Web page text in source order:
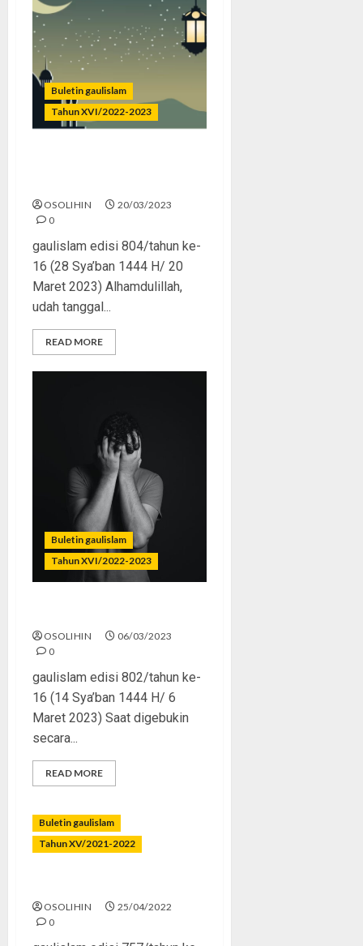
Buletin gaulislam
Tahun XVI/2022-2023
OSOLIHIN
20/03/2023
0
gaulislam edisi 804/tahun ke-
16 (28 Sya’ban 1444 H/ 20
Maret 2023) Alhamdulillah,
udah tanggal...
READ MORE
Buletin gaulislam
Tahun XVI/2022-2023
OSOLIHIN
06/03/2023
0
gaulislam edisi 802/tahun ke-
16 (14 Sya’ban 1444 H/ 6
Maret 2023) Saat digebukin
secara...
READ MORE
Buletin gaulislam
Tahun XV/2021-2022
OSOLIHIN
25/04/2022
0